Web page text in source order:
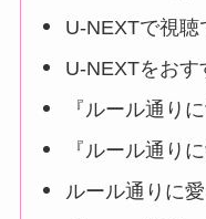
U-NEXTで視
U-NEXTをおす
『ルール通り
『ルール通り
ルール通りに